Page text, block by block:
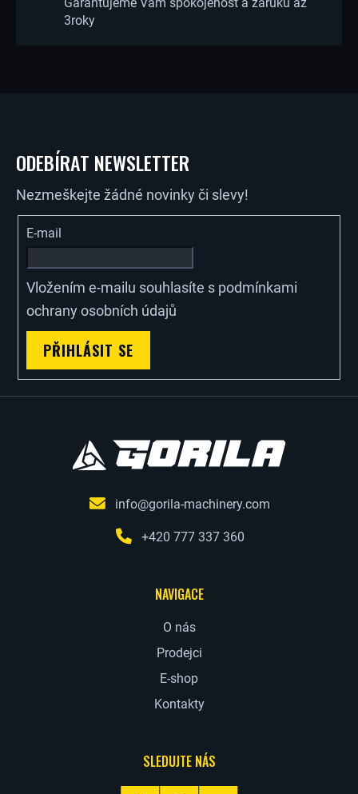
V
3roky
ODEBÍRAT NEWSLETTER
Nezmeškejte žádné novinky či slevy!
E-mail
Vložením e-mailu souhlasíte s podmínkami
ochrany osobních údajů
PŘIHLÁSIT SE
info@gorila-machinery.com
+420 777 337 360
NAVIGACE
O nás
Prodejci
E-shop
Kontakty
SLEDUJTE NÁS